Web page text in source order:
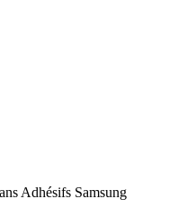
Adhésifs Samsung